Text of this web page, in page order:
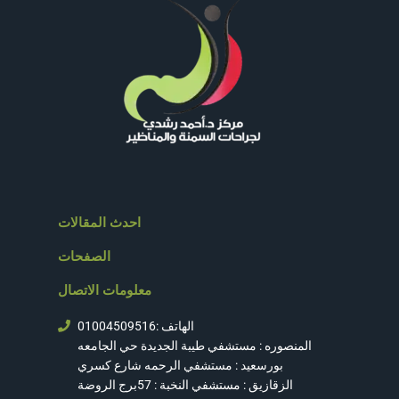
احدث المقالات
الصفحات
معلومات الاتصال
الهاتف :01004509516
المنصوره : مستشفي طيبة الجديدة حي الجامعه
بورسعيد : مستشفي الرحمه شارع كسري
الزقازيق : مستشفي النخبة : 57برج الروضة